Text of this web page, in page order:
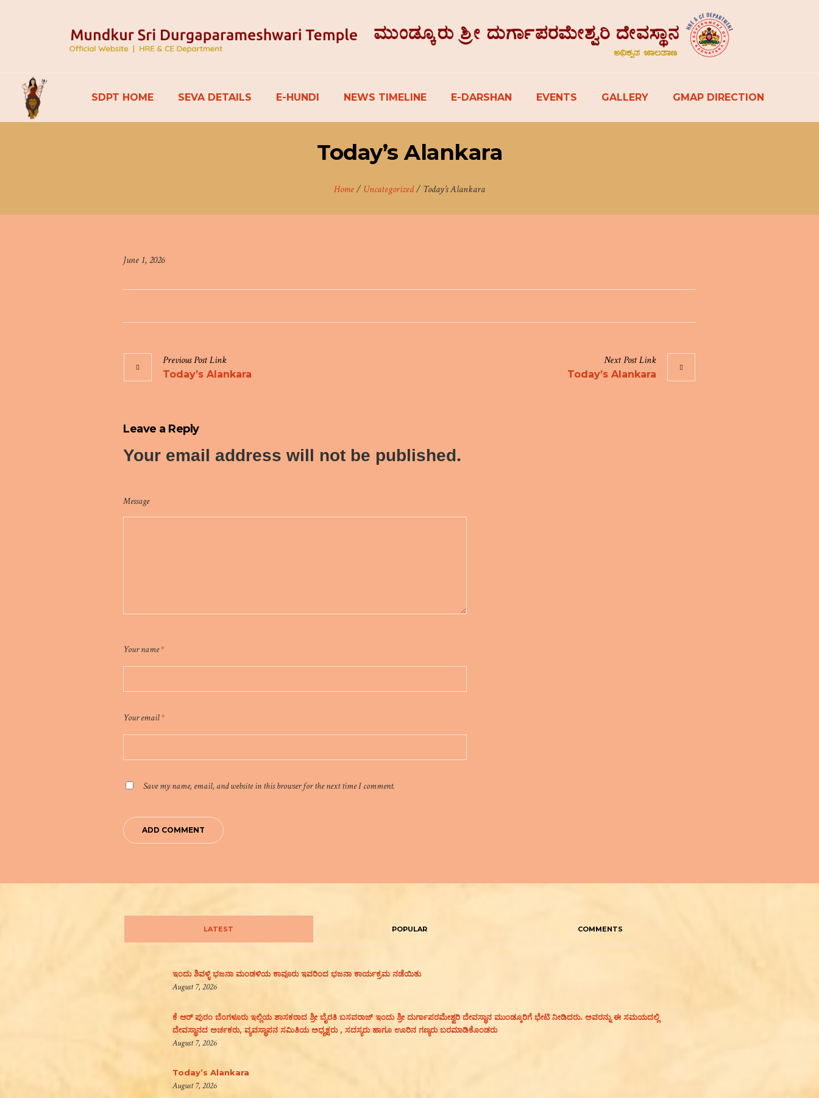
SDPT HOME SEVA DETAILS E-HUNDI NEWS TIMELINE E-DARSHAN EVENTS GALLERY GMAP DIRECTION
Today’s Alankara
Home/Uncategorized/Today’s Alankara
June 1, 2026
PreviousPostLink
Today’s Alankara
NextPostLink
Today’s Alankara
Leave a Reply
Your email address will not be published.
Message
Your name*
Your email*
Save my name, email, and website in this browser for the next time I comment.
LATEST POPULAR COMMENTS
ಇಂದು ಶಿವಳ್ಳಿ ಭಜನಾ ಮಂಡಳಿಯ ಕಾವೂರು ಇವರಿಂದ ಭಜನಾ ಕಾರ್ಯಕ್ರಮ ನಡೆಯಿತು
August 7, 2026
ಕೆ ಆರ್ ಪುರಂ ಬೆಂಗಳೂರು ಇಲ್ಲಿಯ ಶಾಸಕರಾದ ಶ್ರೀ ಬೈರತಿ ಬಸವರಾಜ್ ಇಂದು ಶ್ರೀ ದುರ್ಗಾಪರಮೇಶ್ವರಿ ದೇವಸ್ಥಾನ ಮುಂಡ್ಕೂರಿಗೆ ಭೇಟಿ ನೀಡಿದರು. ಅವರನ್ನು ಈ ಸಮಯದಲ್ಲಿ
ದೇವಸ್ಥಾನದ ಅರ್ಚಕರು, ವ್ಯವಸ್ಥಾಪನ ಸಮಿತಿಯ ಅಧ್ಯಕ್ಷರು , ಸದಸ್ಯರು ಹಾಗೂ ಊರಿನ ಗಣ್ಯರು ಬರಮಾಡಿಕೊಂಡರು
August 7, 2026
Today’s Alankara
August 7, 2026